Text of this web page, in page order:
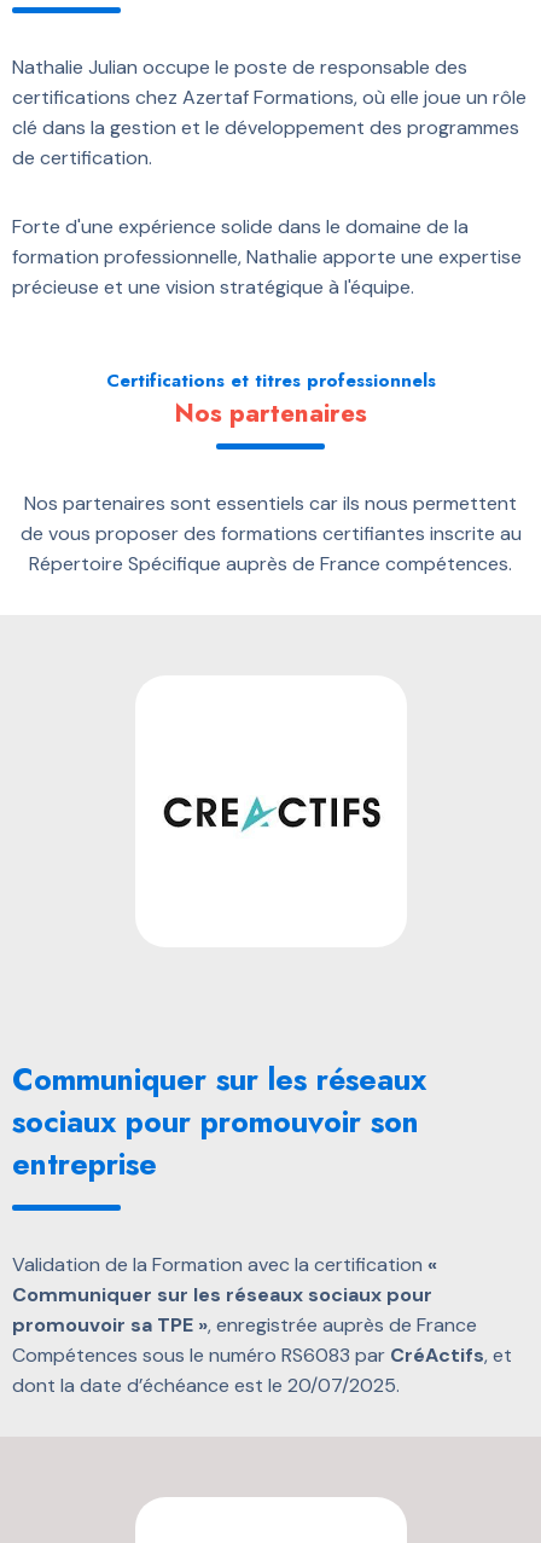
Nathalie Julian occupe le poste de responsable des
certifications chez Azertaf Formations, où elle joue un rôle
clé dans la gestion et le développement des programmes
de certification.
Forte d'une expérience solide dans le domaine de la
formation professionnelle, Nathalie apporte une expertise
précieuse et une vision stratégique à l'équipe.
Certifications et titres professionnels
Nos partenaires
Nos partenaires sont essentiels car ils nous permettent
de vous proposer des formations certifiantes inscrite au
Répertoire Spécifique auprès de France compétences.
Communiquer sur les réseaux
sociaux pour promouvoir son
entreprise
Validation de la Formation avec la certification «
Communiquer sur les réseaux sociaux pour
promouvoir sa TPE », enregistrée auprès de France
Compétences sous le numéro RS6083 par CréActifs, et
dont la date d’échéance est le 20/07/2025.